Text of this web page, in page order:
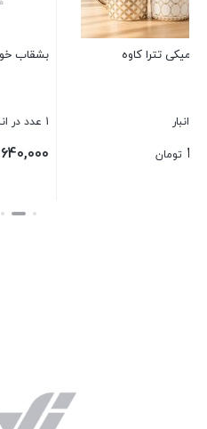
بشقاب خورشت پارس اوپال گل ابی
640,000